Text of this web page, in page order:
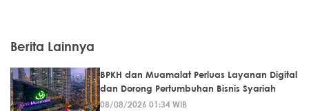
Berita Lainnya
BPKH dan Muamalat Perluas Layanan Digital
dan Dorong Pertumbuhan Bisnis Syariah
08/08/2026 01:34 WIB